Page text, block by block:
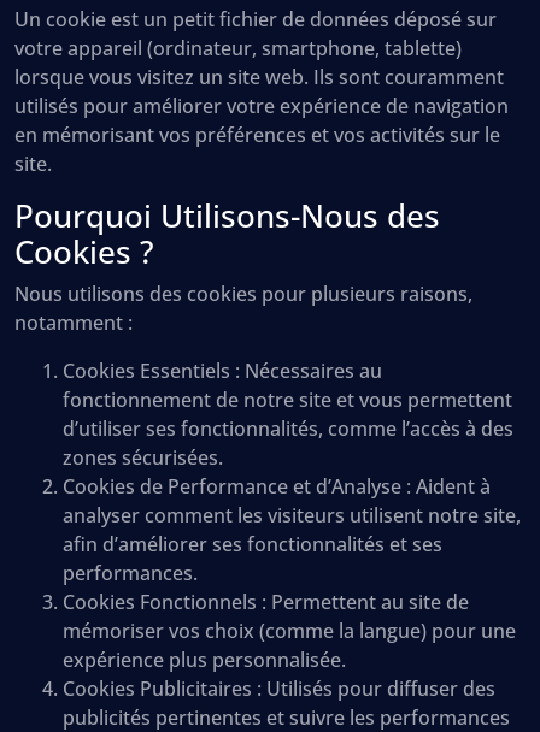
Un cookie est un petit fichier de données déposé sur
votre appareil (ordinateur, smartphone, tablette)
lorsque vous visitez un site web. Ils sont couramment
utilisés pour améliorer votre expérience de navigation
en mémorisant vos préférences et vos activités sur le
site.
Pourquoi Utilisons-Nous des
Cookies ?
Nous utilisons des cookies pour plusieurs raisons,
notamment :
Cookies Essentiels : Nécessaires au
fonctionnement de notre site et vous permettent
d’utiliser ses fonctionnalités, comme l’accès à des
zones sécurisées.
Cookies de Performance et d’Analyse : Aident à
analyser comment les visiteurs utilisent notre site,
afin d’améliorer ses fonctionnalités et ses
performances.
Cookies Fonctionnels : Permettent au site de
mémoriser vos choix (comme la langue) pour une
expérience plus personnalisée.
Cookies Publicitaires : Utilisés pour diffuser des
publicités pertinentes et suivre les performances